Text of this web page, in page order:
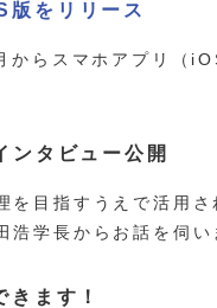
をリリース
らスマホアプリ（
ンタビュー公開
目指すうえで活用さ
学長からお話を伺い
ます！